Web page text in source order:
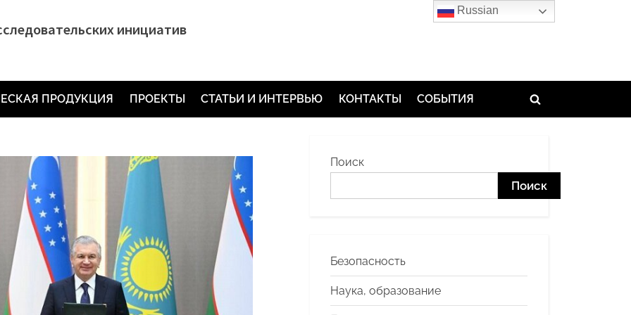
инициатив
ПРОДУКЦИЯ ПРОЕКТЫ СТАТЬИ И ИНТЕРВЬЮ КОНТАКТЫ СОБЫТИЯ
Toggle
Поиск
Поиск
Безопасность
Наука, образование
Russian